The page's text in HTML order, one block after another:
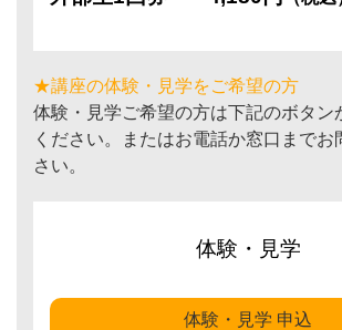
★講座の体験・見学をご希望の方
体験・見学ご希望の方は下記のボタン
ください。またはお電話か窓口までお
さい。
体験・見学
体験・見学 申込